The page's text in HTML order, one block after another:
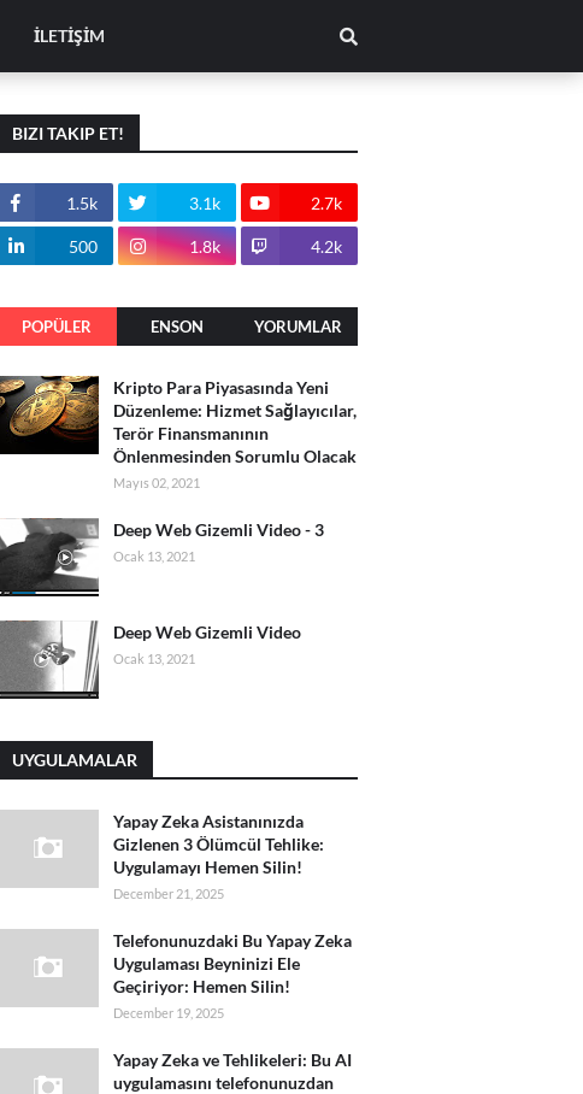
İLETİŞİM
BIZI TAKIP ET!
1.5k 3.1k 2.7k
500 1.8k 4.2k
POPÜLER ENSON
R
YORUMLAR
Kripto Para Piyasasında Yeni
Düzenleme: Hizmet Sağlayıcılar,
Terör Finansmanının
Önlenmesinden Sorumlu Olacak
Mayıs 02, 2021
Deep Web Gizemli Video - 3
Ocak 13, 2021
Deep Web Gizemli Video
Ocak 13, 2021
UYGULAMALAR
Yapay Zeka Asistanınızda
Gizlenen 3 Ölümcül Tehlike:
Uygulamayı Hemen Silin!
December 21, 2025
Telefonunuzdaki Bu Yapay Zeka
Uygulaması Beyninizi Ele
Geçiriyor: Hemen Silin!
December 19, 2025
Yapay Zeka ve Tehlikeleri: Bu AI
uygulamasını telefonunuzdan